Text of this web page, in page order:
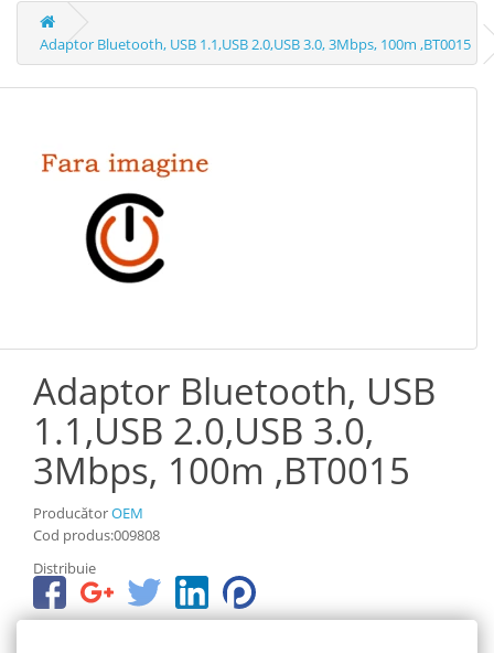
Adaptor Bluetooth, USB 1.1,USB 2.0,USB 3.0, 3Mbps, 100m ,BT0015
Adaptor Bluetooth, USB
1.1,USB 2.0,USB 3.0,
3Mbps, 100m ,BT0015
ProducătorOEM
Cod produs:009808
Distribuie